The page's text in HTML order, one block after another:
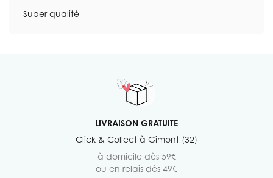
Super qualité
LIVRAISON GRATUITE
Click & Collect à Gimont (32)
à domicile dès 59€
ou en relais dès 49€